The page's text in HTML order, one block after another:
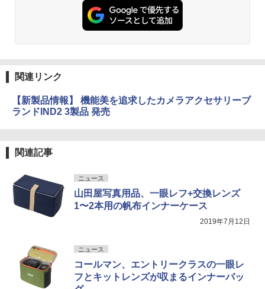
関連リンク
【新製品情報】 機能美を追求したカメラアクセサリーブ
ランドIND2 3製品 発売
関連記事
ニュース
山田屋写真用品、一眼レフ+交換レンズ
1〜2本用の帆布インナーケース
2019年7月12日
ニュース
コールマン、エントリークラスの一眼レ
フとキットレンズが収まるインナーバッ